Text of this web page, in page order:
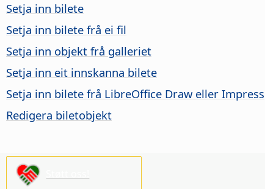
Setja inn bilete
Setja inn bilete frå ei fil
Setja inn objekt frå galleriet
Setja inn eit innskanna bilete
Setja inn bilete frå LibreOffice Draw eller Impress
Redigera biletobjekt